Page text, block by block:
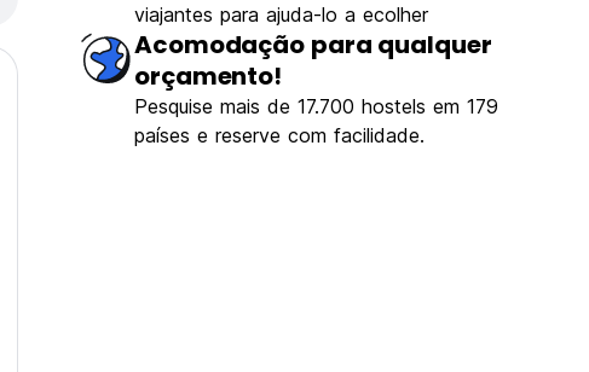
viajantes para ajuda-lo a ecolher
Acomodação para qualquer
orçamento!
Pesquise mais de 17.700 hostels em 179
países e reserve com facilidade.